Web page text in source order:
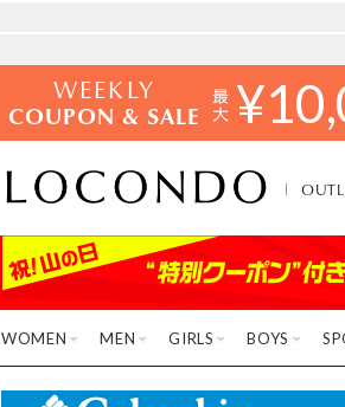
WEEKLY
COUPON & SALE ¥
WOMEN MEN GIRLS BOYS